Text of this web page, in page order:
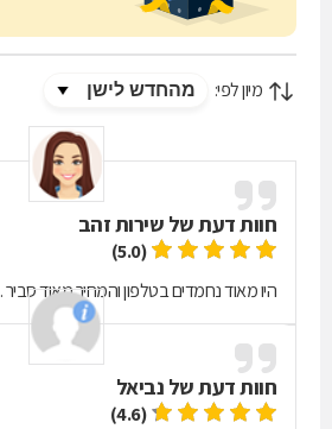
מיון לפי:
חוות דעת של שירות זהב
(5.0)
היו מאוד נחמדים בטלפון והמחיר מאוד סביר .
חוות דעת של נביאל
(4.6)